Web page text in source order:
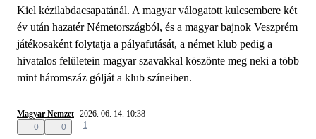
Kiel kézilabdacsapatánál. A magyar válogatott kulcsembere két
év után hazatér Németországból, és a magyar bajnok Veszprém
játékosaként folytatja a pályafutását, a német klub pedig a
hivatalos felületein magyar szavakkal köszönte meg neki a több
mint háromszáz gólját a klub színeiben.
Magyar Nemzet 2026. 06. 14. 10:38
0
0 1